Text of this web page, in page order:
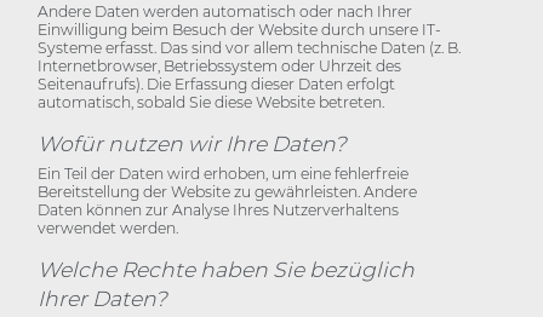
Andere Daten werden automatisch oder nach Ihrer
Einwilligung beim Besuch der Website durch unsere IT-
Systeme erfasst. Das sind vor allem technische Daten (z. B.
Internetbrowser, Betriebssystem oder Uhrzeit des
Seitenaufrufs). Die Erfassung dieser Daten erfolgt
automatisch, sobald Sie diese Website betreten.
Wofür nutzen wir Ihre Daten?
Ein Teil der Daten wird erhoben, um eine fehlerfreie
Bereitstellung der Website zu gewährleisten. Andere
Daten können zur Analyse Ihres Nutzerverhaltens
verwendet werden.
Welche Rechte haben Sie bezüglich
Ihrer Daten?